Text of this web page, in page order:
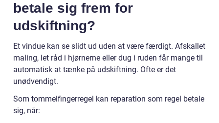
betale sig frem for
udskiftning?
Et vindue kan se slidt ud uden at være færdigt. Afskallet
maling, let råd i hjørnerne eller dug i ruden får mange til
automatisk at tænke på udskiftning. Ofte er det
unødvendigt.
Som tommelfingerregel kan reparation som regel betale
sig, når: